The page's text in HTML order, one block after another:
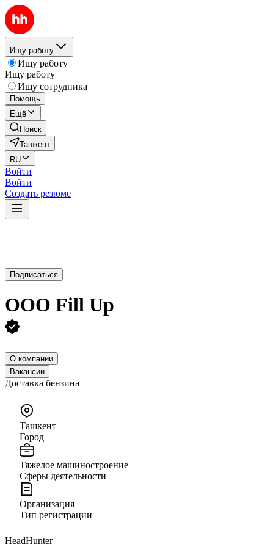
Ищу работу
Ищу работу
Ищу работу
Ищу сотрудника
Помощь
Ещё
Поиск
Ташкент
RU
Войти
Войти
Создать резюме
Подписаться
ООО Fill Up
О компании
Вакансии
Доставка бензина
Ташкент
Город
Тяжелое машиностроение
Сферы деятельности
Организация
Тип регистрации
HeadHunter